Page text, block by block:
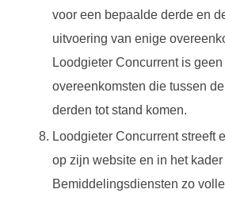
voor een bepaalde derde en
uitvoering van enige
Loodgieter Concurrent is
overeenkomsten die tussen
derden tot stand komen.
Loodgieter Concurrent streeft
op zijn website en in het
Bemiddelingsdiensten zo